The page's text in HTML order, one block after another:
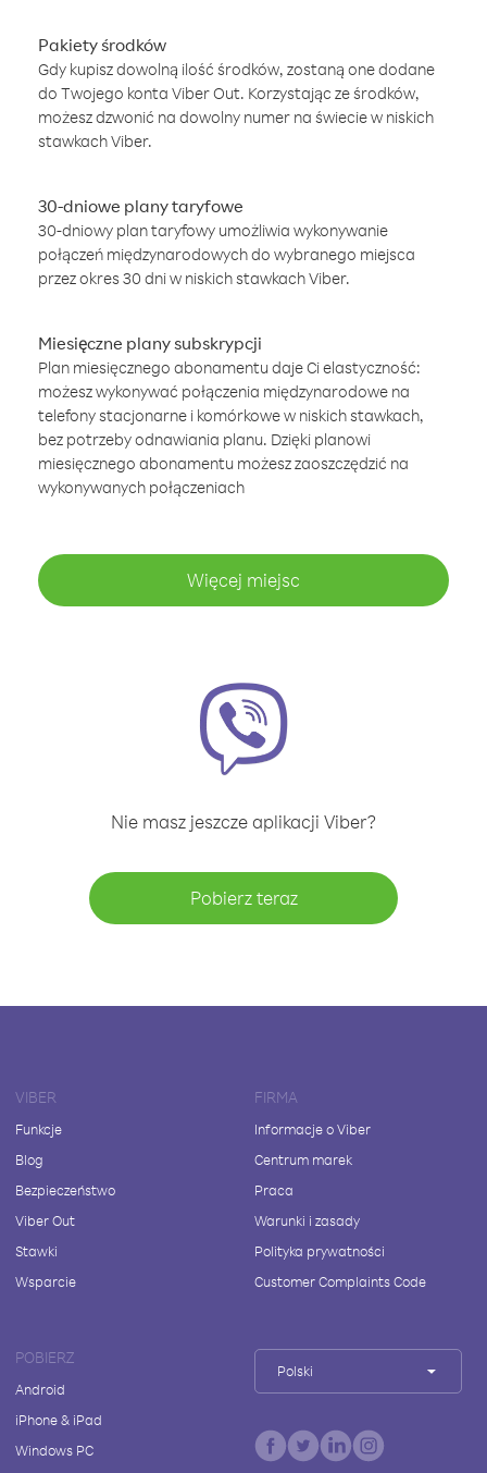
Pakiety środków
Gdy kupisz dowolną ilość środków, zostaną one dodane
do Twojego konta Viber Out. Korzystając ze środków,
możesz dzwonić na dowolny numer na świecie w niskich
stawkach Viber.
30-dniowe plany taryfowe
30-dniowy plan taryfowy umożliwia wykonywanie
połączeń międzynarodowych do wybranego miejsca
przez okres 30 dni w niskich stawkach Viber.
Miesięczne plany subskrypcji
Plan miesięcznego abonamentu daje Ci elastyczność:
możesz wykonywać połączenia międzynarodowe na
telefony stacjonarne i komórkowe w niskich stawkach,
bez potrzeby odnawiania planu. Dzięki planowi
miesięcznego abonamentu możesz zaoszczędzić na
wykonywanych połączeniach
Więcej miejsc
Nie masz jeszcze aplikacji Viber?
Pobierz teraz
VIBER
Funkcje
Blog
Bezpieczeństwo
Viber Out
Stawki
Wsparcie
FIRMA
Informacje o Viber
Centrum marek
Praca
Warunki i zasady
Polityka prywatności
Customer Complaints Code
POBIERZ
Android
iPhone & iPad
Windows PC
Polski